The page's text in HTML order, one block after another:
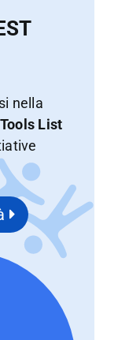
nella
List